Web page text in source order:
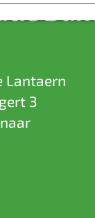
Lantaern
3